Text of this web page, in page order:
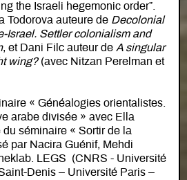
the Israeli hegemonic order”.
Todorova auteure de Decolonial
Israel. Settler colonialism and
, et Dani Filc auteur de A singular
wing?(avec Nitzan Perelman et
« Généalogies orientalistes.
arabe divisée » avec Ella
séminaire « Sortir de la
par Nacira Guénif, Mehdi
LEGS (CNRS - Université
Denis – Université Paris –